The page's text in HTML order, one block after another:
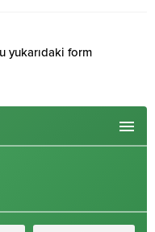
yukarıdaki form